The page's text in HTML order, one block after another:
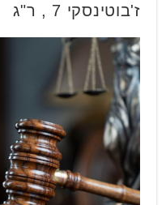
ז'בוטינסקי 7 , ר"ג